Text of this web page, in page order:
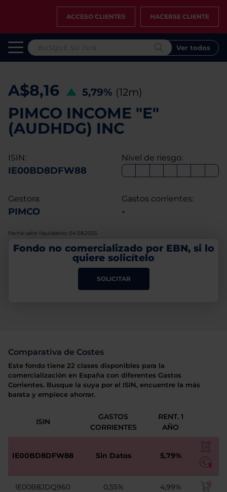
ACCESO CLIENTES HACERSE CLIENTE
Ver todos
A$8,16 5,79% (12m)
PIMCO INCOME "E"
(AUDHDG) INC
ISIN:
IE00BD8DFW88
Nivel de riesgo:
Gestora:
PIMCO
Gastos corrientes:
-
Fecha valor liquidativo: 04.08.2025
Fondo no comercializado por EBN, si lo
quiere solicítelo
SOLICITAR
Comparativa de Costes
Este fondo tiene 22 clases disponibles para la
comercialización en España con diferentes Gastos
Corrientes. Busque la suya por el ISIN, encuentre la más
barata y empiece ahorrar.
ISIN
GASTOS
CORRIENTES
RENT. 1
AÑO
IE00BD8DFW88 Sin Datos 5,79%
IE00B8JDQ960 0,55% 4,99%